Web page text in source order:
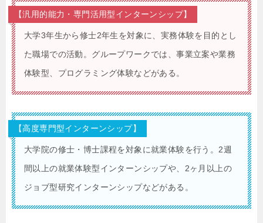
【汎用的能力・専門活用型インターンシップ】
大学3年生から修士2年生を対象に、実務体験を目的とし
た職場での活動。グループワークでは、事業立案や業務
体験型、プログラミング体験などがある。
【高度専門型インターンシップ】
大学院の修士・博士課程を対象に就業体験を行う。2週
間以上の就業体験型インターンシップや、2ヶ月以上の
ジョブ型研究インターンシップなどがある。